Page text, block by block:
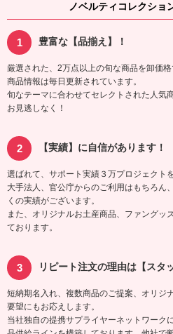
ノベルティコレクショ
豊富な【品揃え】！
厳選された、2万点以上の旬な商品を卸価格
商品情報は毎日更新されています。
旬なテーマに合わせてセレクトされた人気
お見逃しなく！
【実績】に自信があります！
選ばれて、サポート実績３万プロジェクト
大手法人、官公庁からのご利用はもちろん
くの実績がございます。
また、オリジナルお土産商品、ファングッ
ております。
リピート注文の理由は【スタ
短納期名入れ、複数商品のご提案、オリジ
要望にもお応えします。
当社独自の提携サプライヤーネットワーク